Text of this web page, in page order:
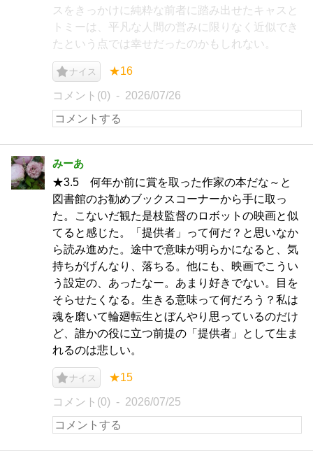
スをきっかけに純粋な前者に踏み出せたキャスと
トミーは、平凡な人間の営みに限りなく近似でき
たという点では幸せだったのかもしれない。
ナイス ★16
コメント(0) 2026/07/26
みーあ
★3.5 何年か前に賞を取った作家の本だな～と
図書館のお勧めブックスコーナーから手に取っ
た。こないだ観た是枝監督のロボットの映画と似
てると感じた。「提供者」って何だ？と思いなか
ら読み進めた。途中で意味が明らかになると、気
持ちがげんなり、落ちる。他にも、映画でこうい
う設定の、あったなー。あまり好きでない。目を
そらせたくなる。生きる意味って何だろう？私は
魂を磨いて輪廻転生とぼんやり思っているのだけ
ど、誰かの役に立つ前提の「提供者」として生ま
れるのは悲しい。
ナイス ★15
コメント(0) 2026/07/25